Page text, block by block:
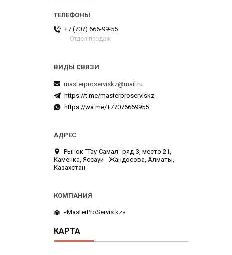
+7 (707) 666-99-55
Отдел продаж
masterproserviskz@mail.ru
https://t.me/masterproserviskz
https://wa.me/+77076669955
Рынок "Тау-Самал" ряд-3, место 21,
Каменка, Яссауи - Жандосова, Алматы,
Казахстан
«MasterProServis.kz»
КАРТА